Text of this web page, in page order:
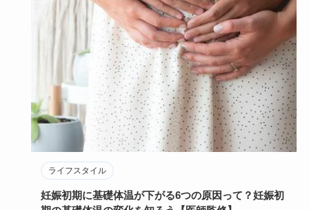
るプレゼントとは？
毎日の仕事や家事育児に忙殺されている方へ！たまには、頑
張っている自分へのご褒美を用意してみてはいかがですか？
自分から自分に…
2025年1月17日